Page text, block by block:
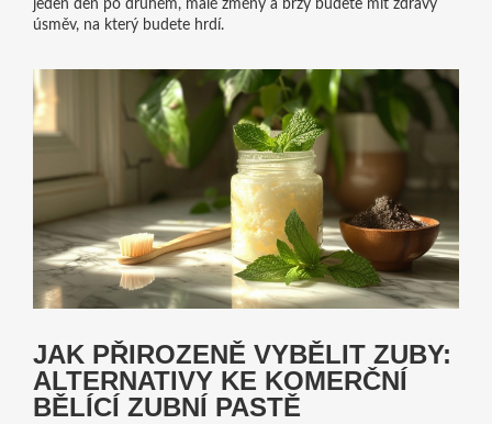
jeden den po druhém, malé změny a brzy budete mít zdravý
úsměv, na který budete hrdí.
JAK PŘIROZENĚ VYBĚLIT ZUBY:
ALTERNATIVY KE KOMERČNÍ
BĚLÍCÍ ZUBNÍ PASTĚ